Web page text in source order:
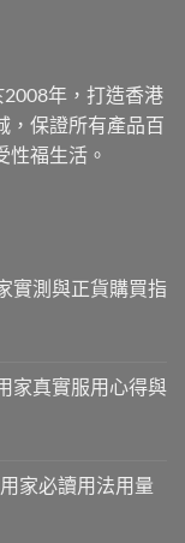
年，打造香港
，保證所有產品百
性福生活。
實測與正貨購買指
家真實服用心得與
家必讀用法用量